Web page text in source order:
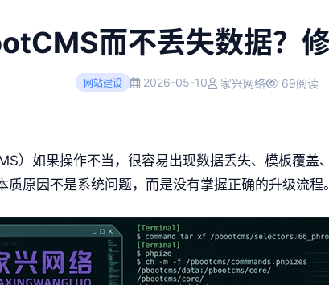
而不丢失数据？
网站建设 2026-05-10 家兴网络 69阅读
）如果操作不当，很容易出现数据丢失、模板覆盖
质原因不是系统问题，而是没有掌握正确的升级流程。